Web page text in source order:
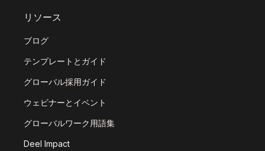
リソース
ブログ
テンプレートとガイド
グローバル採用ガイド
ウェビナーとイベント
グローバルワーク用語集
Deel Impact